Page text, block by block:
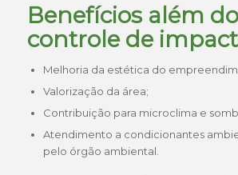
Benefícios além do
controle de
Melhoria da estética do
Valorização da área;
Contribuição para microclima e
Atendimento a condicionantes
pelo órgão ambiental.